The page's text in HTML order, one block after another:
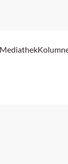
Mediathek